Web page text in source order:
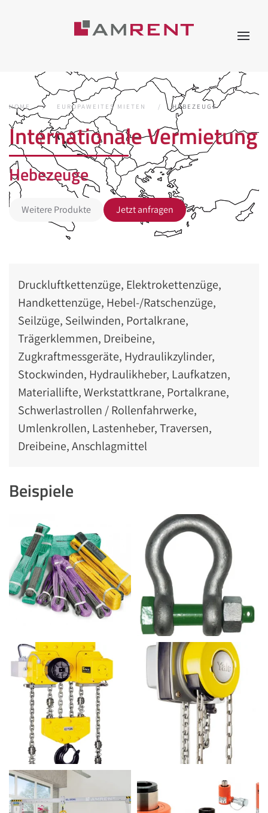
HOME EUROPAWEITES MIETEN HEBEZEUGE
Internationale Vermietung
Hebezeuge
Weitere Produkte Jetzt anfragen
Beispiele
Druckluftkettenzüge, Elektrokettenzüge,
Handkettenzüge, Hebel-/Ratschenzüge,
Seilzüge, Seilwinden, Portalkrane,
Trägerklemmen, Dreibeine,
Zugkraftmessgeräte, Hydraulikzylinder,
Stockwinden, Hydraulikheber, Laufkatzen,
Materiallifte, Werkstattkrane, Portalkrane,
Schwerlastrollen / Rollenfahrwerke,
Umlenkrollen, Lastenheber, Traversen,
Dreibeine, Anschlagmittel